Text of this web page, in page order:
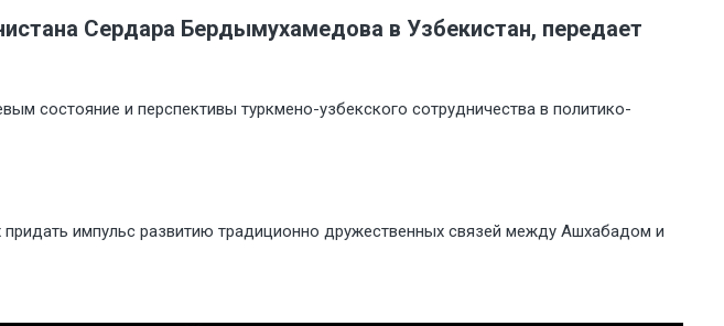
Сердара Бердымухамедова в Узбекистан, передает
состояние и перспективы туркмено-узбекского сотрудничества в политико-
импульс развитию традиционно дружественных связей между Ашхабадом и